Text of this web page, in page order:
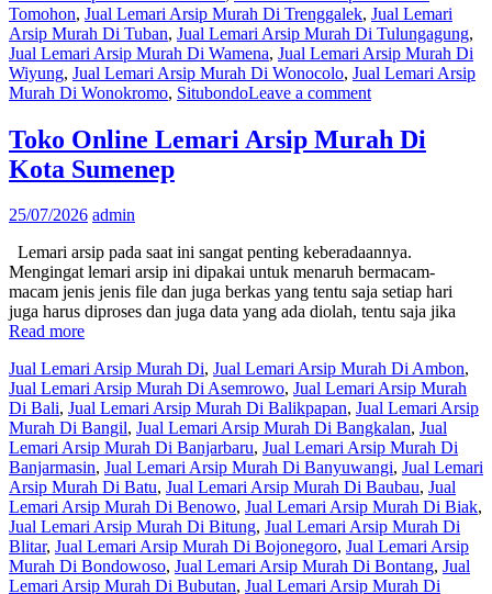
Tomohon, Jual Lemari Arsip Murah Di Trenggalek, Jual Lemari
Arsip Murah Di Tuban, Jual Lemari Arsip Murah Di Tulungagung,
Jual Lemari Arsip Murah Di Wamena, Jual Lemari Arsip Murah Di
Wiyung, Jual Lemari Arsip Murah Di Wonocolo, Jual Lemari Arsip
Murah Di Wonokromo, SitubondoLeave a comment
Toko Online Lemari Arsip Murah Di
Kota Sumenep
25/07/2026 admin
Lemari arsip pada saat ini sangat penting keberadaannya.
Mengingat lemari arsip ini dipakai untuk menaruh bermacam-
macam jenis jenis file dan juga berkas yang tentu saja setiap hari
juga harus diproses dan juga data yang ada diolah, tentu saja jika
Read more
Jual Lemari Arsip Murah Di, Jual Lemari Arsip Murah Di Ambon,
Jual Lemari Arsip Murah Di Asemrowo, Jual Lemari Arsip Murah
Di Bali, Jual Lemari Arsip Murah Di Balikpapan, Jual Lemari Arsip
Murah Di Bangil, Jual Lemari Arsip Murah Di Bangkalan, Jual
Lemari Arsip Murah Di Banjarbaru, Jual Lemari Arsip Murah Di
Banjarmasin, Jual Lemari Arsip Murah Di Banyuwangi, Jual Lemari
Arsip Murah Di Batu, Jual Lemari Arsip Murah Di Baubau, Jual
Lemari Arsip Murah Di Benowo, Jual Lemari Arsip Murah Di Biak,
Jual Lemari Arsip Murah Di Bitung, Jual Lemari Arsip Murah Di
Blitar, Jual Lemari Arsip Murah Di Bojonegoro, Jual Lemari Arsip
Murah Di Bondowoso, Jual Lemari Arsip Murah Di Bontang, Jual
Lemari Arsip Murah Di Bubutan, Jual Lemari Arsip Murah Di